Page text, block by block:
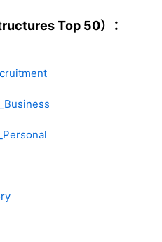
Top 50）：